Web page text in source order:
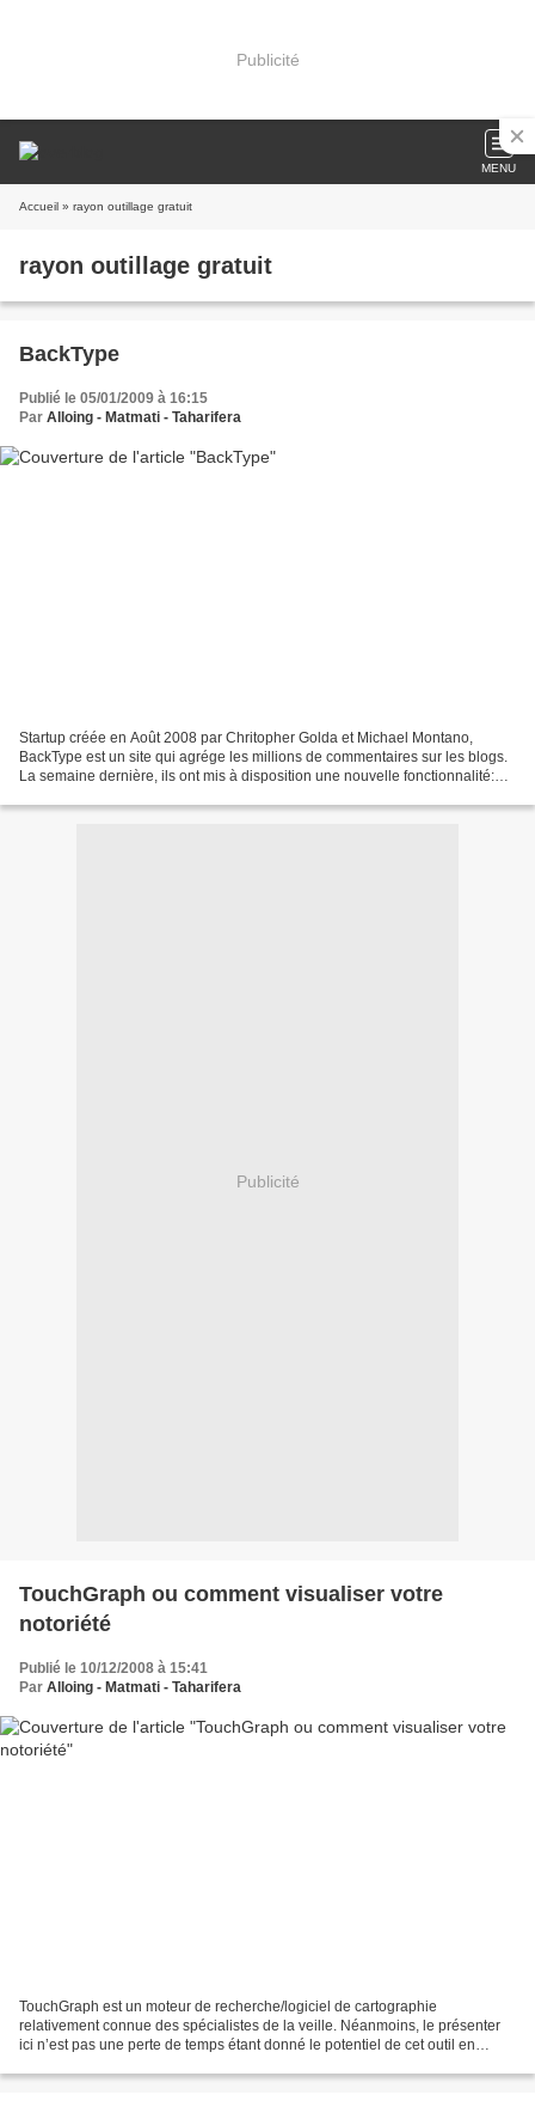
Publicité
MENU
Accueil » rayon outillage gratuit
rayon outillage gratuit
BackType
Publié le 05/01/2009 à 16:15
Par Alloing - Matmati - Taharifera
Startup créée en Août 2008 par Chritopher Golda et Michael Montano,
BackType est un site qui agrége les millions de commentaires sur les blogs.
La semaine dernière, ils ont mis à disposition une nouvelle fonctionnalité:
Publicité
TouchGraph ou comment visualiser votre
notoriété
Publié le 10/12/2008 à 15:41
Par Alloing - Matmati - Taharifera
TouchGraph est un moteur de recherche/logiciel de cartographie
relativement connue des spécialistes de la veille. Néanmoins, le présenter
ici n’est pas une perte de temps étant donné le potentiel de cet outil en